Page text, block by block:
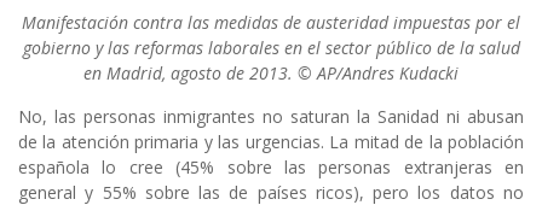
Manifestación contra las medidas de austeridad impuestas por el
gobierno y las reformas laborales en el sector público de la salud
en Madrid, agosto de 2013. © AP/Andres Kudacki
No, las personas inmigrantes no saturan la Sanidad ni abusan
de la atención primaria y las urgencias. La mitad de la población
española lo cree (45% sobre las personas extranjeras en
general y 55% sobre las de países ricos), pero los datos no